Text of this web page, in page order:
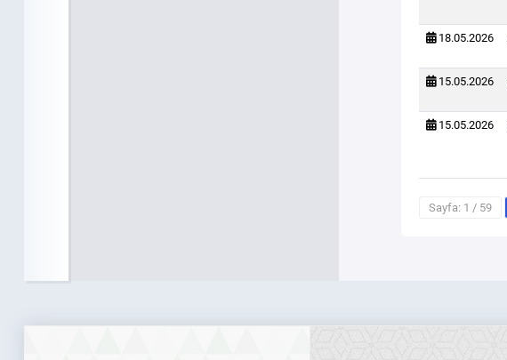
18.05.2026
15.05.2026
15.05.2026
Sayfa: 1 / 59